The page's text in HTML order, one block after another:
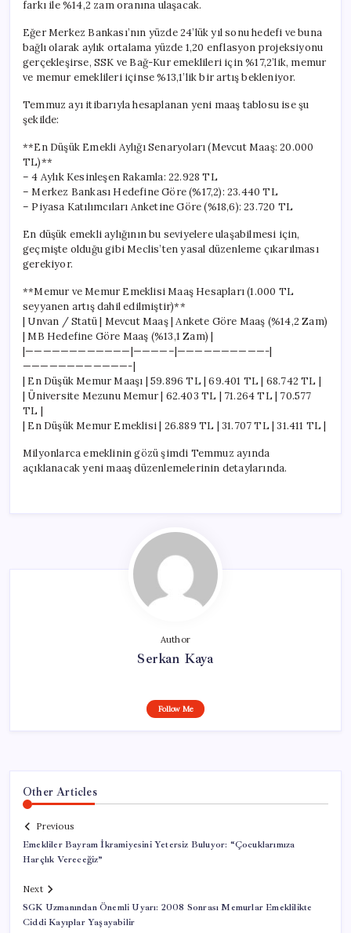
farkı ile %14,2 zam oranına ulaşacak.
Eğer Merkez Bankası’nın yüzde 24’lük yıl sonu hedefi ve buna
bağlı olarak aylık ortalama yüzde 1,20 enflasyon projeksiyonu
gerçekleşirse, SSK ve Bağ-Kur emeklileri için %17,2’lik, memur
ve memur emeklileri içinse %13,1’lik bir artış bekleniyor.
Temmuz ayı itibarıyla hesaplanan yeni maaş tablosu ise şu
şekilde:
**En Düşük Emekli Aylığı Senaryoları (Mevcut Maaş: 20.000
TL)**
– 4 Aylık Kesinleşen Rakamla: 22.928 TL
– Merkez Bankası Hedefine Göre (%17,2): 23.440 TL
– Piyasa Katılımcıları Anketine Göre (%18,6): 23.720 TL
En düşük emekli aylığının bu seviyelere ulaşabilmesi için,
geçmişte olduğu gibi Meclis’ten yasal düzenleme çıkarılması
gerekiyor.
**Memur ve Memur Emeklisi Maaş Hesapları (1.000 TL
seyyanen artış dahil edilmiştir)**
| Unvan / Statü | Mevcut Maaş | Ankete Göre Maaş (%14,2 Zam)
| MB Hedefine Göre Maaş (%13,1 Zam) |
|————————————|————–|——————————-|
————————————-|
| En Düşük Memur Maaşı | 59.896 TL | 69.401 TL | 68.742 TL |
| Üniversite Mezunu Memur | 62.403 TL | 71.264 TL | 70.577
TL |
| En Düşük Memur Emeklisi | 26.889 TL | 31.707 TL | 31.411 TL |
Milyonlarca emeklinin gözü şimdi Temmuz ayında
açıklanacak yeni maaş düzenlemelerinin detaylarında.
Author
Serkan Kaya
Follow Me
Other Articles
Previous
Emekliler Bayram İkramiyesini Yetersiz Buluyor: “Çocuklarımıza
Harçlık Vereceğiz”
Next
SGK Uzmanından Önemli Uyarı: 2008 Sonrası Memurlar Emeklilikte
Ciddi Kayıplar Yaşayabilir